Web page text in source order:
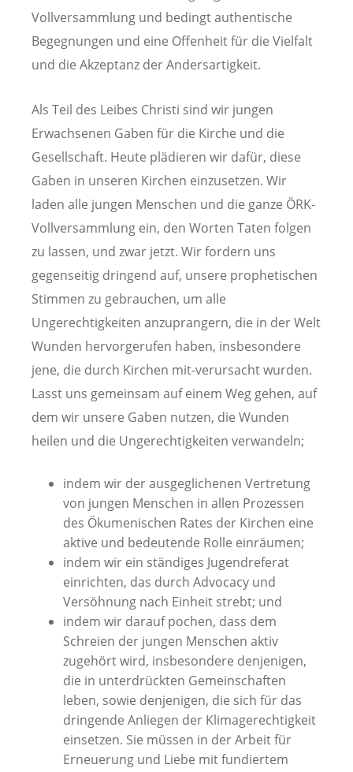
Vollversammlung und bedingt authentische
Begegnungen und eine Offenheit für die Vielfalt
und die Akzeptanz der Andersartigkeit.
Als Teil des Leibes Christi sind wir jungen
Erwachsenen Gaben für die Kirche und die
Gesellschaft. Heute plädieren wir dafür, diese
Gaben in unseren Kirchen einzusetzen. Wir
laden alle jungen Menschen und die ganze ÖRK-
Vollversammlung ein, den Worten Taten folgen
zu lassen, und zwar jetzt. Wir fordern uns
gegenseitig dringend auf, unsere prophetischen
Stimmen zu gebrauchen, um alle
Ungerechtigkeiten anzuprangern, die in der Welt
Wunden hervorgerufen haben, insbesondere
jene, die durch Kirchen mit-verursacht wurden.
Lasst uns gemeinsam auf einem Weg gehen, auf
dem wir unsere Gaben nutzen, die Wunden
heilen und die Ungerechtigkeiten verwandeln;
indem wir der ausgeglichenen Vertretung
von jungen Menschen in allen Prozessen
des Ökumenischen Rates der Kirchen eine
aktive und bedeutende Rolle einräumen;
indem wir ein ständiges Jugendreferat
einrichten, das durch Advocacy und
Versöhnung nach Einheit strebt; und
indem wir darauf pochen, dass dem
Schreien der jungen Menschen aktiv
zugehört wird, insbesondere denjenigen,
die in unterdrückten Gemeinschaften
leben, sowie denjenigen, die sich für das
dringende Anliegen der Klimagerechtigkeit
einsetzen. Sie müssen in der Arbeit für
Erneuerung und Liebe mit fundiertem